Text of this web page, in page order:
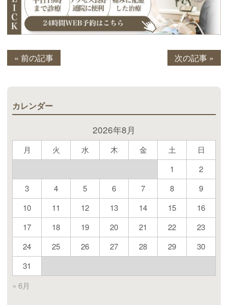
« 前の記事 次の記事 »
カレンダー
2026年8月
月 火 水 木 金 土 日
« 6月
1
2
3
4 5 6 7 8
9
10
11 12 13 14 15
16
17
18 19 20 21 22
23
24
25 26 27 28 29
30
31